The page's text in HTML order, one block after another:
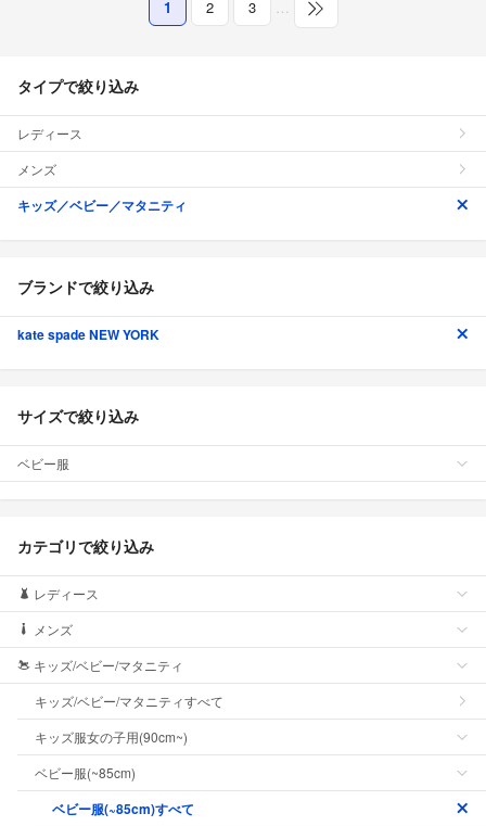
1 2 3 …
タイプで絞り込み
レディース
メンズ
キッズ／ベビー／マタニティ
ブランドで絞り込み
kate spade NEW YORK
サイズで絞り込み
ベビー服
カテゴリで絞り込み
レディース
メンズ
キッズ/ベビー/マタニティ
キッズ/ベビー/マタニティすべて
キッズ服女の子用(90cm~)
ベビー服(~85cm)
ベビー服(~85cm)すべて